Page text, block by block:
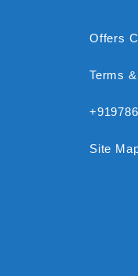
Offers
Terms
Site